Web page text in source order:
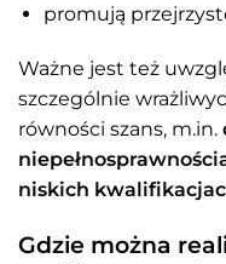
promują
Ważne jest też
szczególnie
równości szans, m.in.
niskich
Gdzie można